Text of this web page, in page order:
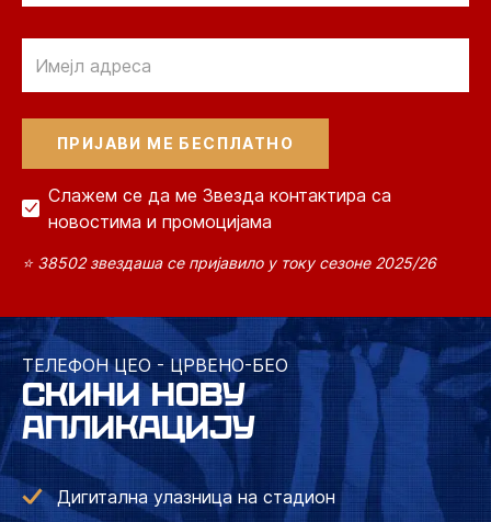
Слажем се да ме Звезда контактира са
новостима и промоцијама
⭐ 38502 звездаша се пријавило у току сезоне 2025/26
ТЕЛЕФОН ЦЕО - ЦРВЕНО-БЕО
СКИНИ НОВУ
АПЛИКАЦИЈУ
Дигитална улазница на стадион